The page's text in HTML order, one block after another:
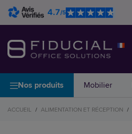
4.7/5
Nos produits Mobilier
ACCUEIL / ALIMENTATION ET RÉCEPTION /